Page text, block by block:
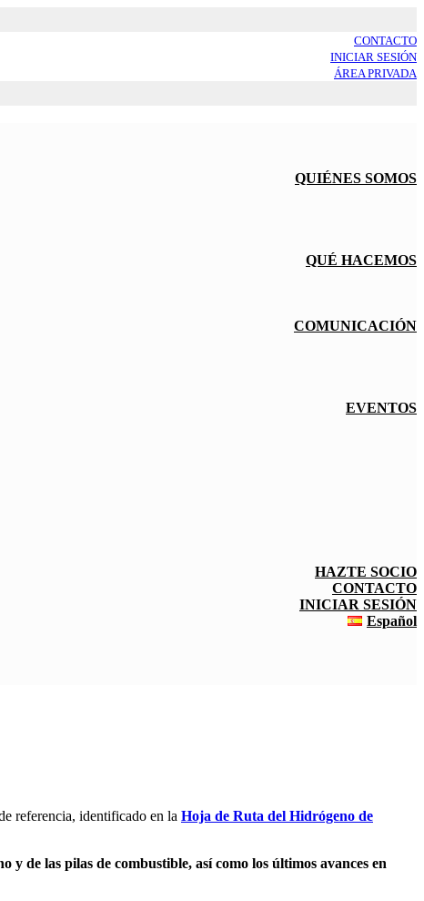
CONTACTO
INICIAR SESIÓN
ÁREA PRIVADA
QUIÉNES SOMOS
QUÉ HACEMOS
COMUNICACIÓN
EVENTOS
HAZTE SOCIO
CONTACTO
INICIAR SESIÓN
Español
referencia, identificado en la Hoja de Ruta del Hidrógeno de
y de las pilas de combustible, así como los últimos avances en